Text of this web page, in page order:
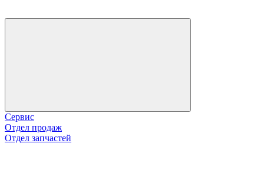
Сервис
Отдел продаж
Отдел запчастей